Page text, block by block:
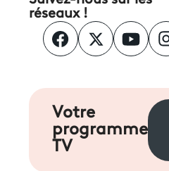
réseaux !
Votre
programme
TV